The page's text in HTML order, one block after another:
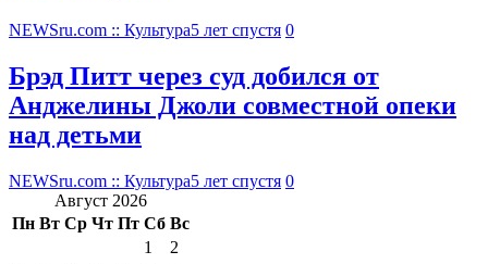
NEWSru.com :: Культура5 лет спустя 0
Брэд Питт через суд добился от
Анджелины Джоли совместной опеки
над детьми
NEWSru.com :: Культура5 лет спустя 0
Август 2026
Пн Вт Ср Чт Пт Сб Вс
1
2